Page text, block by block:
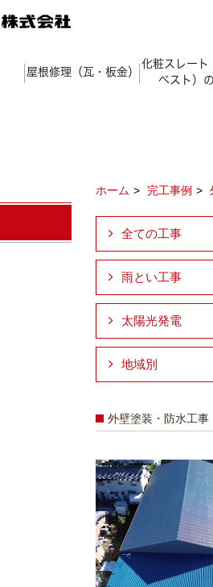
屋根修理（瓦・板金）
化粧スレート
ベスト）
ホーム 完工事例
全ての工事
雨とい工事
太陽光発電
地域別
外壁塗装・防水工事